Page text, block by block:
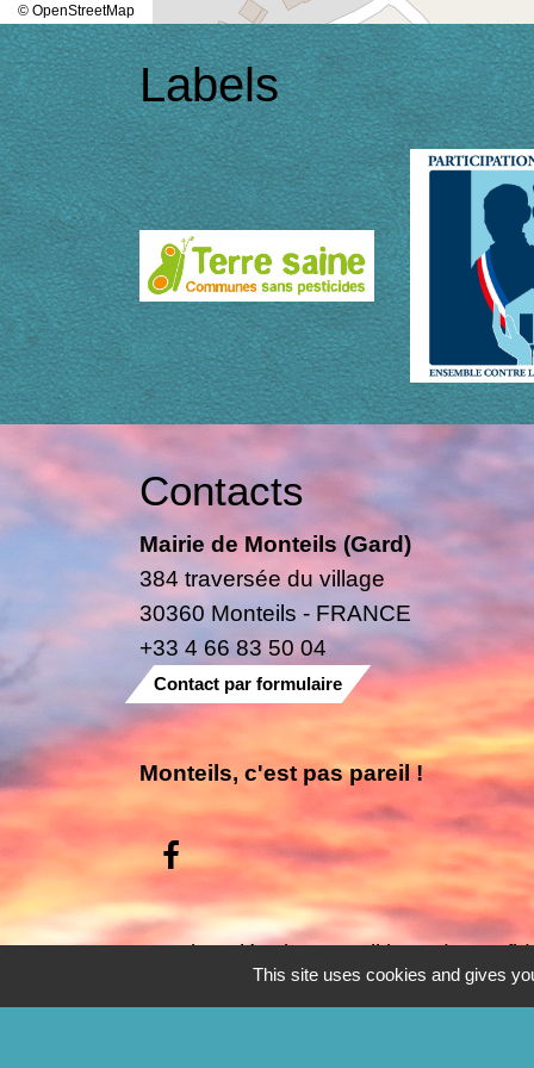
© OpenStreetMap
Labels
Contacts
Mairie de Monteils (Gard)
384 traversée du village
30360 Monteils - FRANCE
+33 4 66 83 50 04
Contact par formulaire
Monteils, c'est pas pareil !
Mentions légales - Politique de
This site uses cookies and gives